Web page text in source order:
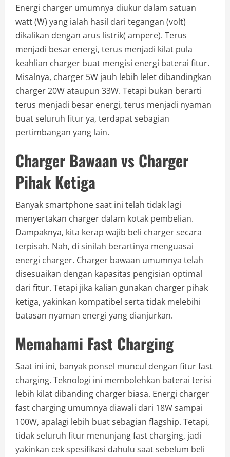
Energi charger umumnya diukur dalam satuan
watt (W) yang ialah hasil dari tegangan (volt)
dikalikan dengan arus listrik( ampere). Terus
menjadi besar energi, terus menjadi kilat pula
keahlian charger buat mengisi energi baterai fitur.
Misalnya, charger 5W jauh lebih lelet dibandingkan
charger 20W ataupun 33W. Tetapi bukan berarti
terus menjadi besar energi, terus menjadi nyaman
buat seluruh fitur ya, terdapat sebagian
pertimbangan yang lain.
Charger Bawaan vs Charger
Pihak Ketiga
Banyak smartphone saat ini telah tidak lagi
menyertakan charger dalam kotak pembelian.
Dampaknya, kita kerap wajib beli charger secara
terpisah. Nah, di sinilah berartinya menguasai
energi charger. Charger bawaan umumnya telah
disesuaikan dengan kapasitas pengisian optimal
dari fitur. Tetapi jika kalian gunakan charger pihak
ketiga, yakinkan kompatibel serta tidak melebihi
batasan nyaman energi yang dianjurkan.
Memahami Fast Charging
Saat ini ini, banyak ponsel muncul dengan fitur fast
charging. Teknologi ini membolehkan baterai terisi
lebih kilat dibanding charger biasa. Energi charger
fast charging umumnya diawali dari 18W sampai
100W, apalagi lebih buat sebagian flagship. Tetapi,
tidak seluruh fitur menunjang fast charging, jadi
yakinkan cek spesifikasi dahulu saat sebelum beli